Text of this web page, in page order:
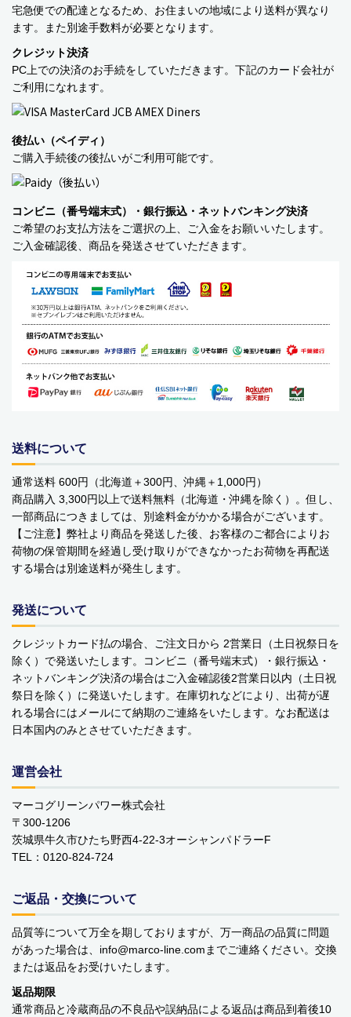
賞味期限間近・訳あり大特価
直輸入品
商品一覧
ブランドから探す
MESH ジュエリー
Bellini バッグ(イタリア)
alico バルサミコ酢
ムーミン
YOPE
kusuguru Japan
noa family
DULTON ダルトン
nailmatic
sonnet
橋本クロス
国際貿易 KB
価格から探す
￥0 ～￥999
￥1,000 ～￥1,999
￥3,000 ～￥3,999
￥4,000 ～￥4,999
￥5,000 ～￥9,999
ご利用案内 お問い合わせ カテゴリ一覧
個人情報の取り扱いについて 特定商取引法に関する表示
宅急便での配達となるため、お住まいの地域により送料が異なり
ます。また別途手数料が必要となります。
クレジット決済
PC上での決済のお手続をしていただきます。下記のカード会社が
ご利用になれます。
後払い（ペイディ）
ご購入手続後の後払いがご利用可能です。
コンビニ（番号端末式）・銀行振込・ネットバンキング決済
ご希望のお支払方法をご選択の上、ご入金をお願いいたします。
ご入金確認後、商品を発送させていただきます。
送料について
通常送料 600円（北海道＋300円、沖縄＋1,000円）
商品購入 3,300円以上で送料無料（北海道・沖縄を除く）。但し、
一部商品につきましては、別途料金がかかる場合がございます。
【ご注意】弊社より商品を発送した後、お客様のご都合によりお
荷物の保管期間を経過し受け取りができなかったお荷物を再配送
する場合は別途送料が発生します。
発送について
クレジットカード払の場合、ご注文日から 2営業日（土日祝祭日を
除く）で発送いたします。コンビニ（番号端末式）・銀行振込・
ネットバンキング決済の場合はご入金確認後2営業日以内（土日祝
祭日を除く）に発送いたします。在庫切れなどにより、出荷が遅
れる場合にはメールにて納期のご連絡をいたします。なお配送は
日本国内のみとさせていただきます。
運営会社
マーコグリーンパワー株式会社
〒300-1206
茨城県牛久市ひたち野西4-22-3オーシャンパドラーF
TEL：0120-824-724
ご返品・交換について
品質等について万全を期しておりますが、万一商品の品質に問題
があった場合は、info
marco-line.com までご連絡ください。交換
または返品をお受けいたします。
返品期限
通常商品と冷蔵商品の不良品や誤納品による返品は商品到着後10